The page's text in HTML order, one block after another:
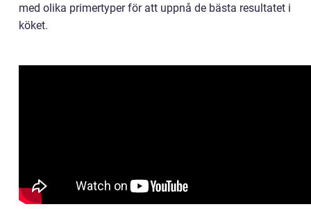
med olika primertyper för att uppnå de bästa resultatet i
köket.